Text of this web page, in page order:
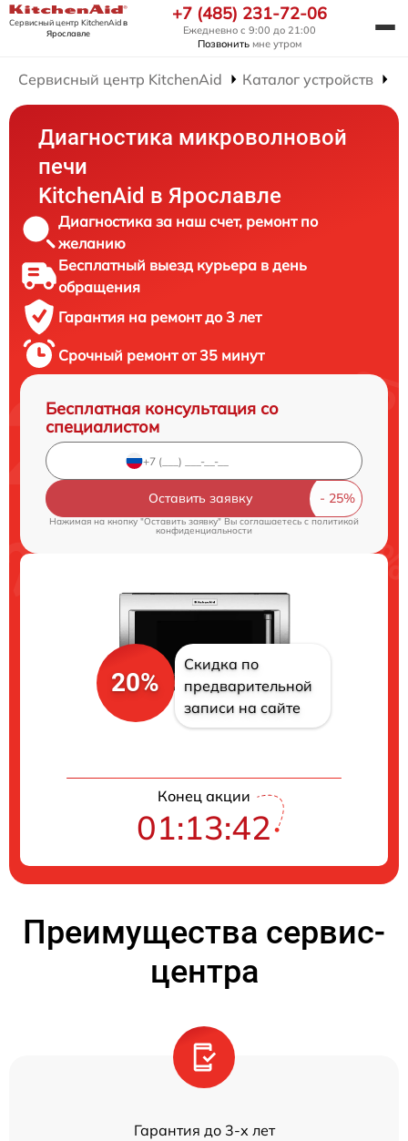
Сервисный центр KitchenAidв
Ярославле
+7 (485) 231-72-06
Ежедневно с 9:00 до 21:00
Позвонить мне утром
Сервисный центр KitchenAid Каталог устройств
Диагностика микроволновой
печи
KitchenAid в Ярославле
Диагностика за наш счет, ремонт по
желанию
Бесплатный выезд курьера в день
обращения
Гарантия на ремонт до 3 лет
Срочный ремонт от 35 минут
Бесплатная консультация со
специалистом
Оставить заявку
Нажимая на кнопку "Оставить заявку" Вы соглашаетесь cполитикой
конфиденциальности
20%
Скидка по
предварительной
записи на сайте
Конец акции
01:13:42
Преимущества сервис-
центра
Гарантия до 3-х лет